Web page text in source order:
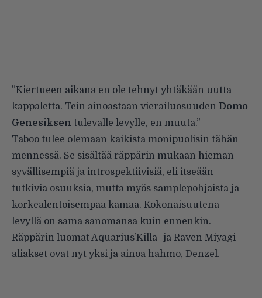
”Kiertueen aikana en ole tehnyt yhtäkään uutta
kappaletta. Tein ainoastaan vierailuosuuden Domo
Genesiksen tulevalle levylle, en muuta.”
Taboo tulee olemaan kaikista monipuolisin tähän
mennessä. Se sisältää räppärin mukaan hieman
syvällisempiä ja introspektiivisiä, eli itseään
tutkivia osuuksia, mutta myös samplepohjaista ja
korkealentoisempaa kamaa. Kokonaisuutena
levyllä on sama sanomansa kuin ennenkin.
Räppärin luomat Aquarius’Killa- ja Raven Miyagi-
aliakset ovat nyt yksi ja ainoa hahmo, Denzel.